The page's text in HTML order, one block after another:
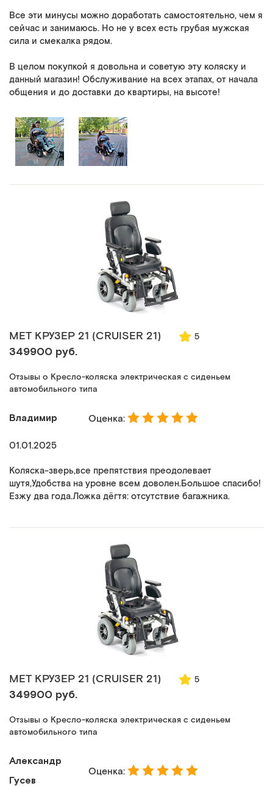
Все эти минусы можно доработать самостоятельно, чем я
сейчас и занимаюсь. Но не у всех есть грубая мужская
сила и смекалка рядом.
В целом покупкой я довольна и советую эту коляску и
данный магазин! Обслуживание на всех этапах, от начала
общения и до доставки до квартиры, на высоте!
MET КРУЗЕР 21 (CRUISER 21) 5
349900 руб.
Отзывы о Кресло-коляска электрическая с сиденьем
автомобильного типа
Владимир Оценка:
01.01.2025
Коляска-зверь,все препятствия преодолевает
шутя,Удобства на уровне всем доволен.Большое спасибо!
Езжу два года.Ложка дёгтя: отсутствие багажника.
MET КРУЗЕР 21 (CRUISER 21) 5
349900 руб.
Отзывы о Кресло-коляска электрическая с сиденьем
автомобильного типа
Александр
Гусев
Оценка: